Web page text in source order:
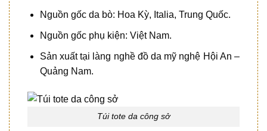
Nguồn gốc da bò: Hoa Kỳ, Italia, Trung Quốc.
Nguồn gốc phụ kiện: Việt Nam.
Sản xuất tại làng nghề đồ da mỹ nghệ Hội An –
Quảng Nam.
Túi tote da công sở